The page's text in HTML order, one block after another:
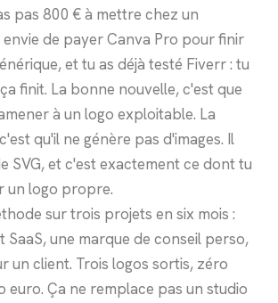
pas 800 € à mettre chez un
de payer Canva Pro pour finir
et tu as déjà testé Fiverr : tu
finit. La bonne nouvelle, c'est que
à un logo exploitable. La
qu'il ne génère pas d'images. Il
SVG, et c'est exactement ce dont tu
un logo propre.
sur trois projets en six mois :
SaaS, une marque de conseil perso,
un client. Trois logos sortis, zéro
euro. Ça ne remplace pas un studio